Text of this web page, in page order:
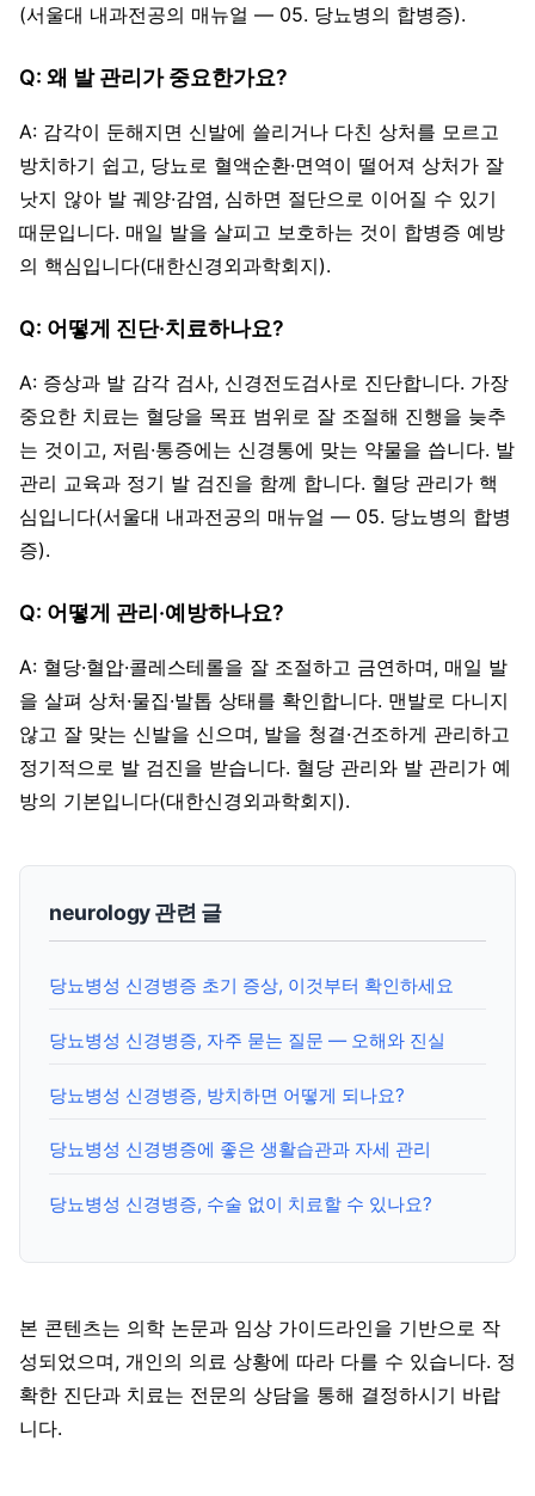
(서울대 내과전공의 매뉴얼 — 05. 당뇨병의 합병증).
Q: 왜 발 관리가 중요한가요?
A: 감각이 둔해지면 신발에 쓸리거나 다친 상처를 모르고
방치하기 쉽고, 당뇨로 혈액순환·면역이 떨어져 상처가 잘
낫지 않아 발 궤양·감염, 심하면 절단으로 이어질 수 있기
때문입니다. 매일 발을 살피고 보호하는 것이 합병증 예방
의 핵심입니다(대한신경외과학회지).
Q: 어떻게 진단·치료하나요?
A: 증상과 발 감각 검사, 신경전도검사로 진단합니다. 가장
중요한 치료는 혈당을 목표 범위로 잘 조절해 진행을 늦추
는 것이고, 저림·통증에는 신경통에 맞는 약물을 씁니다. 발
관리 교육과 정기 발 검진을 함께 합니다. 혈당 관리가 핵
심입니다(서울대 내과전공의 매뉴얼 — 05. 당뇨병의 합병
증).
Q: 어떻게 관리·예방하나요?
A: 혈당·혈압·콜레스테롤을 잘 조절하고 금연하며, 매일 발
을 살펴 상처·물집·발톱 상태를 확인합니다. 맨발로 다니지
않고 잘 맞는 신발을 신으며, 발을 청결·건조하게 관리하고
정기적으로 발 검진을 받습니다. 혈당 관리와 발 관리가 예
방의 기본입니다(대한신경외과학회지).
neurology 관련 글
당뇨병성 신경병증 초기 증상, 이것부터 확인하세요
당뇨병성 신경병증, 자주 묻는 질문 — 오해와 진실
당뇨병성 신경병증, 방치하면 어떻게 되나요?
당뇨병성 신경병증에 좋은 생활습관과 자세 관리
당뇨병성 신경병증, 수술 없이 치료할 수 있나요?
본 콘텐츠는 의학 논문과 임상 가이드라인을 기반으로 작
성되었으며, 개인의 의료 상황에 따라 다를 수 있습니다. 정
확한 진단과 치료는 전문의 상담을 통해 결정하시기 바랍
니다.